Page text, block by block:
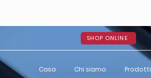
SHOP ONLINE
Casa Chi siamo Prodotti